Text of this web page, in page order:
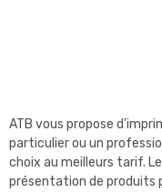
ATB vous propose
particulier ou un
choix au meilleurs tarif.
présentation de produits